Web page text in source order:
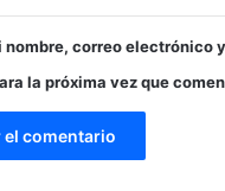
nombre, correo electrónico
la próxima vez que